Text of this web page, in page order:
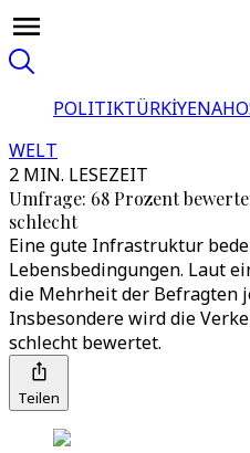
POLITIKTÜRKİYE
WELT
2 MIN. LESEZEIT
Umfrage: 68 Prozent
schlecht
Eine gute Infrastruktur
Lebensbedingungen. Laut
die Mehrheit der Befragten
Insbesondere wird die
schlecht bewertet.
Teilen